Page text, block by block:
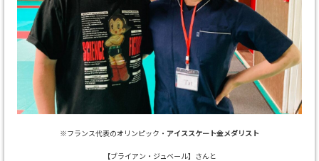
※フランス代表のオリンピック・ アイススケート金メダリスト
【ブライアン・ジュベール】さんと